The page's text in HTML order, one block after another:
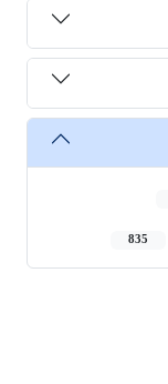
835